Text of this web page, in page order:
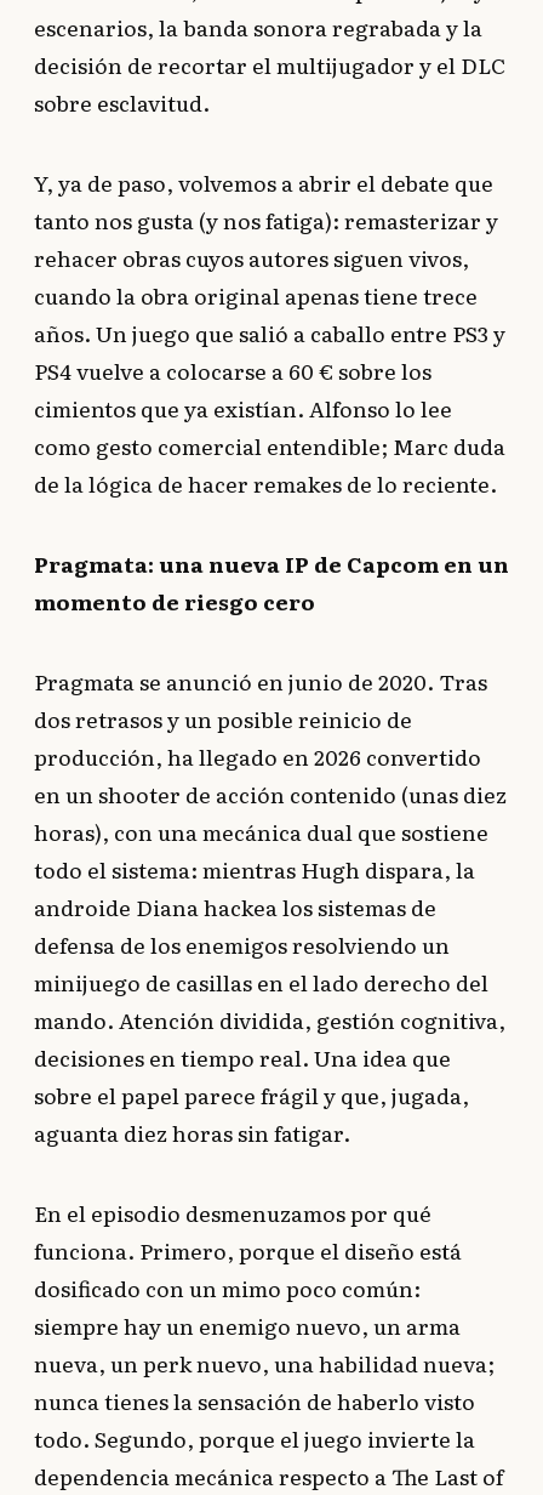
escenarios, la banda sonora regrabada y la
decisión de recortar el multijugador y el DLC
sobre esclavitud.
Y, ya de paso, volvemos a abrir el debate que
tanto nos gusta (y nos fatiga): remasterizar y
rehacer obras cuyos autores siguen vivos,
cuando la obra original apenas tiene trece
años. Un juego que salió a caballo entre PS3 y
PS4 vuelve a colocarse a 60 € sobre los
cimientos que ya existían. Alfonso lo lee
como gesto comercial entendible; Marc duda
de la lógica de hacer remakes de lo reciente.
Pragmata: una nueva IP de Capcom en un
momento de riesgo cero
Pragmata se anunció en junio de 2020. Tras
dos retrasos y un posible reinicio de
producción, ha llegado en 2026 convertido
en un shooter de acción contenido (unas diez
horas), con una mecánica dual que sostiene
todo el sistema: mientras Hugh dispara, la
androide Diana hackea los sistemas de
defensa de los enemigos resolviendo un
minijuego de casillas en el lado derecho del
mando. Atención dividida, gestión cognitiva,
decisiones en tiempo real. Una idea que
sobre el papel parece frágil y que, jugada,
aguanta diez horas sin fatigar.
En el episodio desmenuzamos por qué
funciona. Primero, porque el diseño está
dosificado con un mimo poco común:
siempre hay un enemigo nuevo, un arma
nueva, un perk nuevo, una habilidad nueva;
nunca tienes la sensación de haberlo visto
todo. Segundo, porque el juego invierte la
dependencia mecánica respecto a The Last of